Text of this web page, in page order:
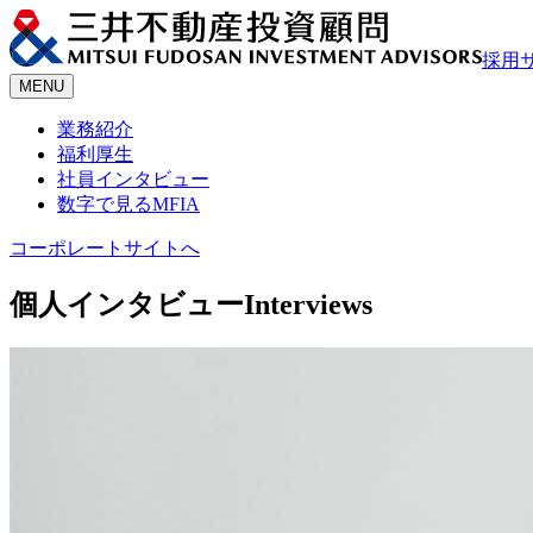
採用
MENU
業務紹介
福利厚生
社員インタビュー
数字で見るMFIA
コーポレートサイトへ
個人インタビューInterviews